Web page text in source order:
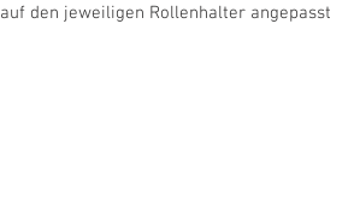
den jeweiligen Rollenhalter angepasst